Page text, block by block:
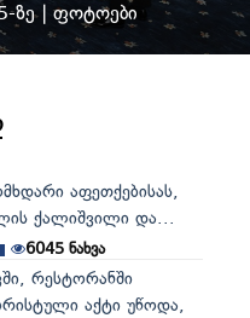
ზე | ფოტოები
აფეთქებისას,
ქალიშვილი და...
6045 ნახვა
რესტორანში
აქტი უწოდა,